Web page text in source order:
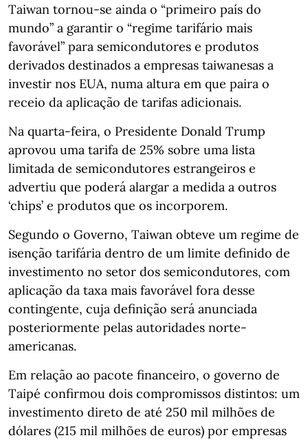
Taiwan tornou-se ainda o “primeiro país do
mundo” a garantir o “regime tarifário mais
favorável” para semicondutores e produtos
derivados destinados a empresas taiwanesas a
investir nos EUA, numa altura em que paira o
receio da aplicação de tarifas adicionais.
Na quarta-feira, o Presidente Donald Trump
aprovou uma tarifa de 25% sobre uma lista
limitada de semicondutores estrangeiros e
advertiu que poderá alargar a medida a outros
‘chips’ e produtos que os incorporem.
Segundo o Governo, Taiwan obteve um regime de
isenção tarifária dentro de um limite definido de
investimento no setor dos semicondutores, com
aplicação da taxa mais favorável fora desse
contingente, cuja definição será anunciada
posteriormente pelas autoridades norte-
americanas.
Em relação ao pacote financeiro, o governo de
Taipé confirmou dois compromissos distintos: um
investimento direto de até 250 mil milhões de
dólares (215 mil milhões de euros) por empresas